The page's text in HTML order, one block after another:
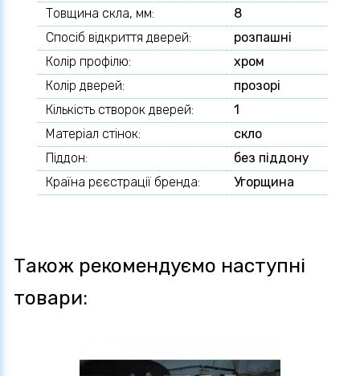
Товщина скла, мм:
8
Спосіб відкриття дверей:
розпашні
Колір профілю:
хром
Колір дверей:
прозорі
Кількість створок дверей:
1
Матеріал стінок:
скло
Піддон:
без піддону
Країна рєєстрації бренда:
Угорщина
Також рекомендуємо наступні
товари: